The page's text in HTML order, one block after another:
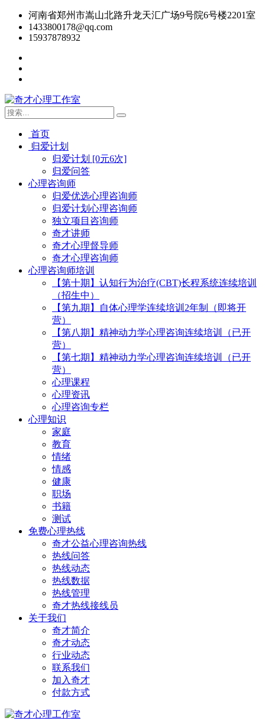
河南省郑州市嵩山北路升龙天汇广场9号院6号楼2201室
1433800178@qq.com
15937878932
首页
归爱计划
归爱计划 [0元6次]
归爱问答
心理咨询师
归爱优选心理咨询师
归爱计划心理咨询师
独立项目咨询师
奇才讲师
奇才心理督导师
奇才心理咨询师
心理咨询师培训
【第十期】认知行为治疗(CBT)长程系统连续培训
（招生中）
【第九期】自体心理学连续培训2年制（即将开
营）
【第八期】精神动力学心理咨询连续培训（已开
营）
【第七期】精神动力学心理咨询连续培训（已开
营）
心理课程
心理资讯
心理咨询专栏
心理知识
家庭
教育
情绪
情感
健康
职场
书籍
测试
免费心理热线
奇才公益心理咨询热线
热线问答
热线动态
热线数据
热线管理
奇才热线接线员
关于我们
奇才简介
奇才动态
行业动态
联系我们
加入奇才
付款方式